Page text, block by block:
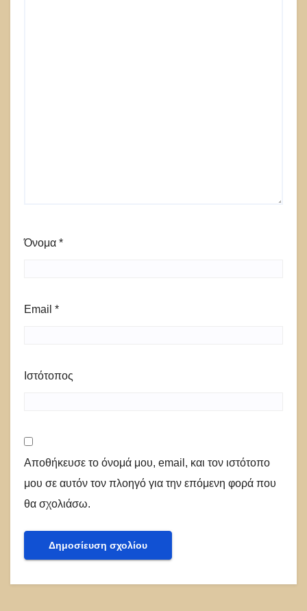
Όνομα *
Email *
Ιστότοπος
Αποθήκευσε το όνομά μου, email, και τον ιστότοπο
μου σε αυτόν τον πλοηγό για την επόμενη φορά που
θα σχολιάσω.